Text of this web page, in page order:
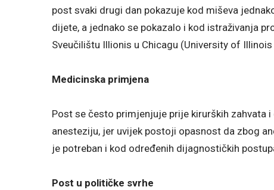
post svaki drugi dan pokazuje kod miševa
dijete, a jednako se pokazalo i kod istraživanja
Sveučilištu Illionis u Chicagu (University of
Medicinska primjena
Post se često primjenjuje prije kirurških zahvata
anesteziju, jer uvijek postoji opasnost da zbog
je potreban i kod određenih dijagnostičkih
Post u političke svrhe